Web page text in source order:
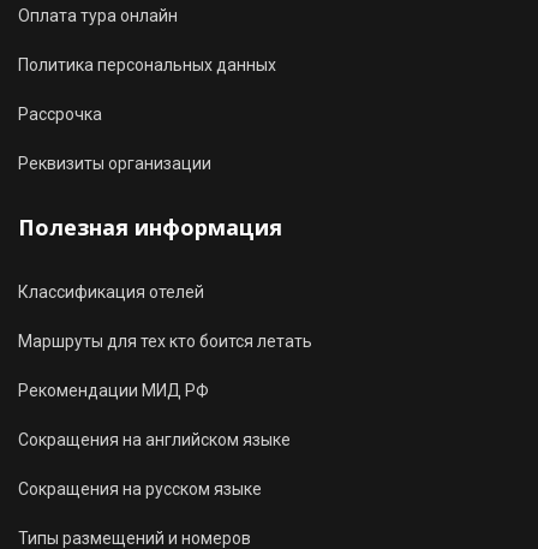
Оплата тура онлайн
Политика персональных данных
Рассрочка
Реквизиты организации
Полезная информация
Классификация отелей
Маршруты для тех кто боится летать
Рекомендации МИД РФ
Сокращения на английском языке
Сокращения на русском языке
Типы размещений и номеров